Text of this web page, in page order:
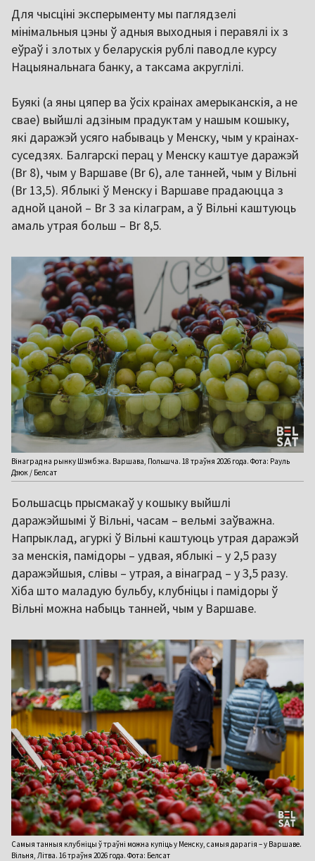
Для чысціні эксперыменту мы паглядзелі
мінімальныя цэны ў адныя выходныя і перавялі іх з
еўраў і злотых у беларускія рублі паводле курсу
Нацыянальнага банку, а таксама акруглілі.
Буякі (а яны цяпер ва ўсіх краінах амерыканскія, а не
свае) выйшлі адзіным прадуктам у нашым кошыку,
які даражэй усяго набываць у Менску, чым у краінах-
суседзях. Балгарскі перац у Менску каштуе даражэй
(Br 8), чым у Варшаве (Br 6), але танней, чым у Вільні
(Br 13,5). Яблыкі ў Менску і Варшаве прадаюцца з
адной цаной – Br 3 за кілаграм, а ў Вільні каштуюць
амаль утрая больш – Br 8,5.
Вінаград на рынку Шэмбэка. Варшава, Польшча. 18 траўня 2026 года. Фота: Рауль
Дзюк / Белсат
Большасць прысмакаў у кошыку выйшлі
даражэйшымі ў Вільні, часам – вельмі заўважна.
Напрыклад, агуркі ў Вільні каштуюць утрая даражэй
за менскія, памідоры – удвая, яблыкі – у 2,5 разу
даражэйшыя, слівы – утрая, а вінаград – у 3,5 разу.
Хіба што маладую бульбу, клубніцы і памідоры ў
Вільні можна набыць танней, чым у Варшаве.
Самыя танныя клубніцы ў траўні можна купіць у Менску, самыя дарагія – у Варшаве.
Вільня, Літва. 16 траўня 2026 года. Фота: Белсат